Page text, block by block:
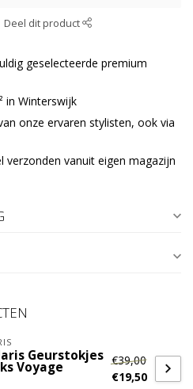
Deel dit product
geselecteerde premium
in Winterswijk
onze ervaren stylisten, ook via
verzonden vanuit eigen magazijn
Geurstokjes
Voyage
€39,00
€19,50